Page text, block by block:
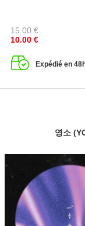
15.00 €
10.00 €
Expédié en
영소